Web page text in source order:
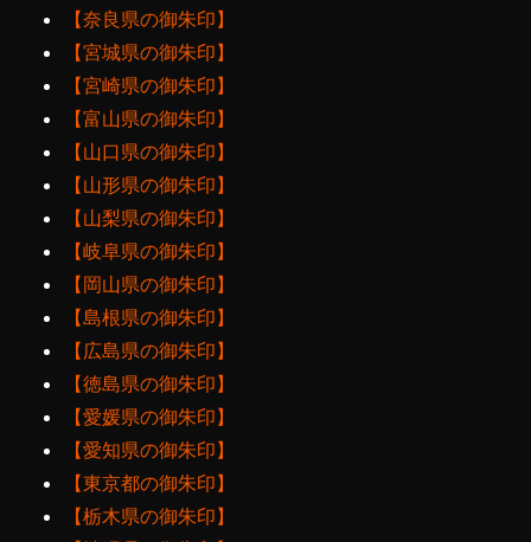
【奈良県の御朱印】
【宮城県の御朱印】
【宮崎県の御朱印】
【富山県の御朱印】
【山口県の御朱印】
【山形県の御朱印】
【山梨県の御朱印】
【岐阜県の御朱印】
【岡山県の御朱印】
【島根県の御朱印】
【広島県の御朱印】
【徳島県の御朱印】
【愛媛県の御朱印】
【愛知県の御朱印】
【東京都の御朱印】
【栃木県の御朱印】